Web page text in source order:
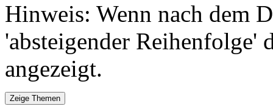
Hinweis: Wenn nach dem
'absteigender Reihenfolge'
angezeigt.